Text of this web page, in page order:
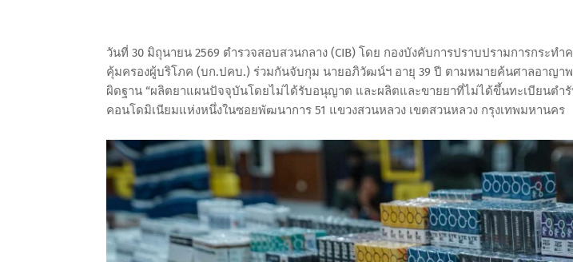
วันที่ 30 มิถุนายน 2569 ตำรวจสอบสวนกลาง (CIB) โดย กองบังคับการปราบปรามการกระทำ
คุ้มครองผู้บริโภค (บก.ปคบ.) ร่วมกันจับกุม นายอภิวัฒน์ฯ อายุ 39 ปี ตามหมายค้นศาลอาญาพ
ผิดฐาน “ผลิตยาแผนปัจจุบันโดยไม่ได้รับอนุญาต และผลิตและขายยาที่ไม่ได้ขึ้นทะเบียนตำ
คอนโดมิเนียมแห่งหนึ่งในซอยพัฒนาการ 51 แขวงสวนหลวง เขตสวนหลวง กรุงเทพมหานคร